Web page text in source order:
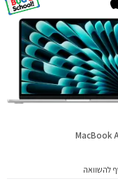
MacBook
להשוואה